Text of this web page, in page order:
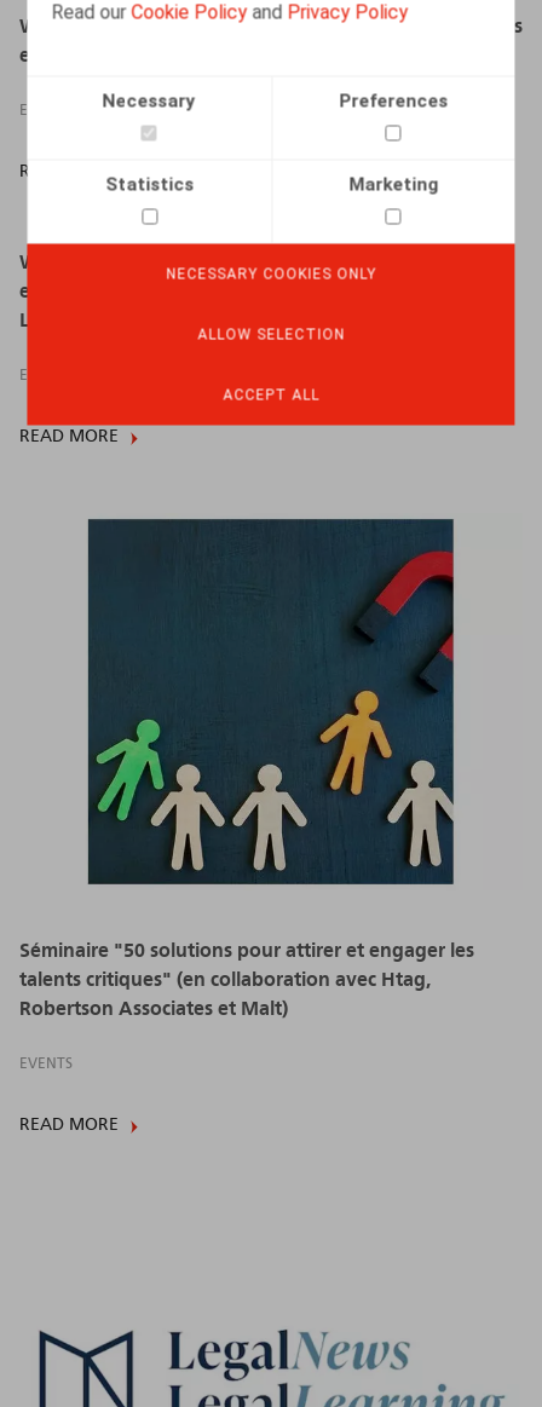
Read ourCookie Policyand Privacy Policy
Necessary Preferences
Statistics Marketing
NECESSARY COOKIES ONLY
ALLOW SELECTION
ACCEPT ALL
Webinaire Claeys & Engels - Transposition des directives
européennes 2019/1152 et 2019/1158 en droit belge
EVENTS
READ MORE
Webinar "Tewerkstelling van buitenlanders in België:
een overzicht van A tot Z" (in samenwerking met
LegalNews/LegalLearning)
EVENTS
READ MORE
Séminaire "50 solutions pour attirer et engager les
talents critiques" (en collaboration avec Htag,
Robertson Associates et Malt)
EVENTS
READ MORE